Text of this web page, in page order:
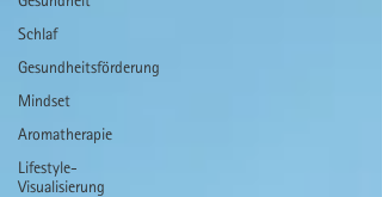
Schlaf
Gesundheitsförderung
Mindset
Aromatherapie
Lifestyle-
Visualisierung